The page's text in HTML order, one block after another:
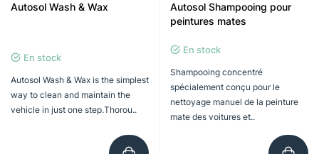
Autosol Wash & Wax
En stock
Autosol Wash & Wax is the simplest
way to clean and maintain the
vehicle in just one step.Thorou..
Autosol Shampooing pour
peintures mates
En stock
Shampooing concentré
spécialement conçu pour le
nettoyage manuel de la peinture
mate des voitures et..